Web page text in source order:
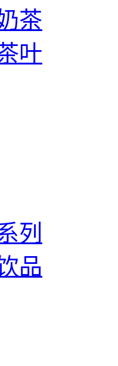
茶
叶
列
品